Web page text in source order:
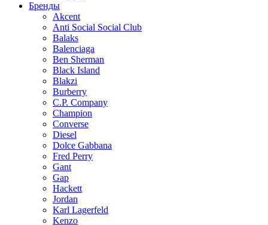
Бренды
Akcent
Anti Social Social Club
Balaks
Balenciaga
Ben Sherman
Black Island
Blakzi
Burberry
C.P. Company
Champion
Converse
Diesel
Dolce Gabbana
Fred Perry
Gant
Gap
Hackett
Jordan
Karl Lagerfeld
Kenzo